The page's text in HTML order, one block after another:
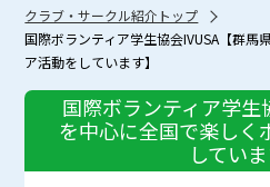
クラブ・サークル紹介トップ
国際ボランティア学生協会IVUSA【群馬
ア活動をしています】
国際ボランティア学生
を中心に全国で楽しく
していま